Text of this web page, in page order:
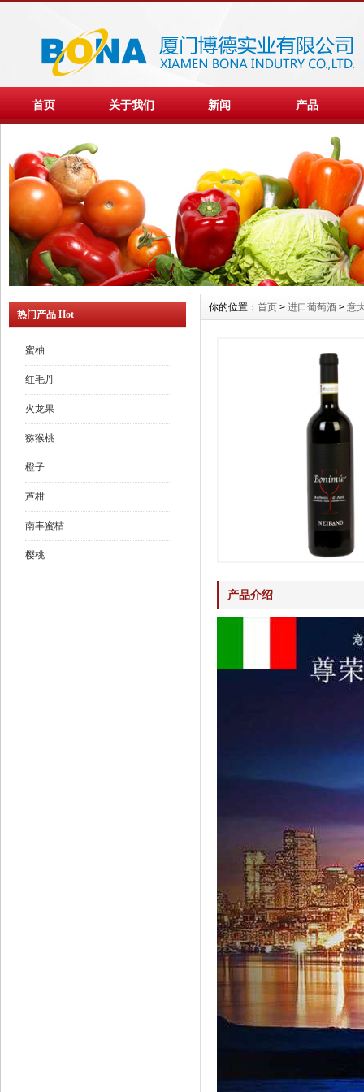
首页 关于我们 新闻 产品
热门产品 Hot
蜜柚
红毛丹
火龙果
猕猴桃
橙子
芦柑
南丰蜜桔
樱桃
你的位置： 首页 > 进口葡萄酒 > 意
产品介绍